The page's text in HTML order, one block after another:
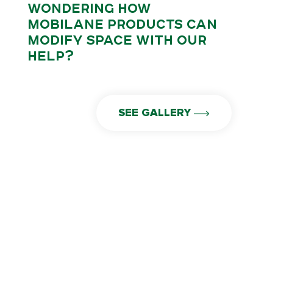
WONDERING HOW
MOBILANE PRODUCTS CAN
MODIFY SPACE WITH OUR
HELP?
SEE GALLERY